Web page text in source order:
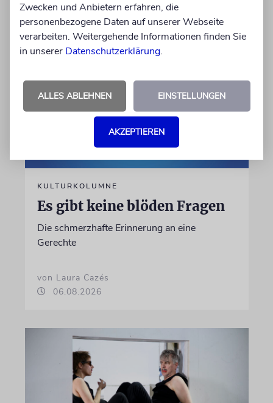
06.08.2026
KULTURKOLUMNE
Es gibt keine blöden Fragen
Die schmerzhafte Erinnerung an eine
Gerechte
von Laura Cazés
06.08.2026
Zwecken und Anbietern erfahren, die
personenbezogene Daten auf unserer Webseite
verarbeiten. Weitergehende Informationen finden Sie
in unserer Datenschutzerklärung.
ALLES ABLEHNEN EINSTELLUNGEN
AKZEPTIEREN